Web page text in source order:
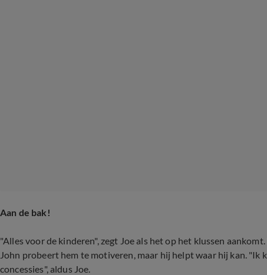
Aan de bak!
"Alles voor de kinderen", zegt Joe als het op het klussen
John probeert hem te motiveren, maar hij helpt waar hij kan. "Ik
concessies", aldus Joe.